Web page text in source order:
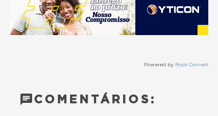
Powered by Rock Convert
COMENTÁRIOS: